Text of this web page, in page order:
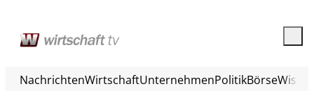
NachrichtenWirtschaftUnternehmenPolitikBörse